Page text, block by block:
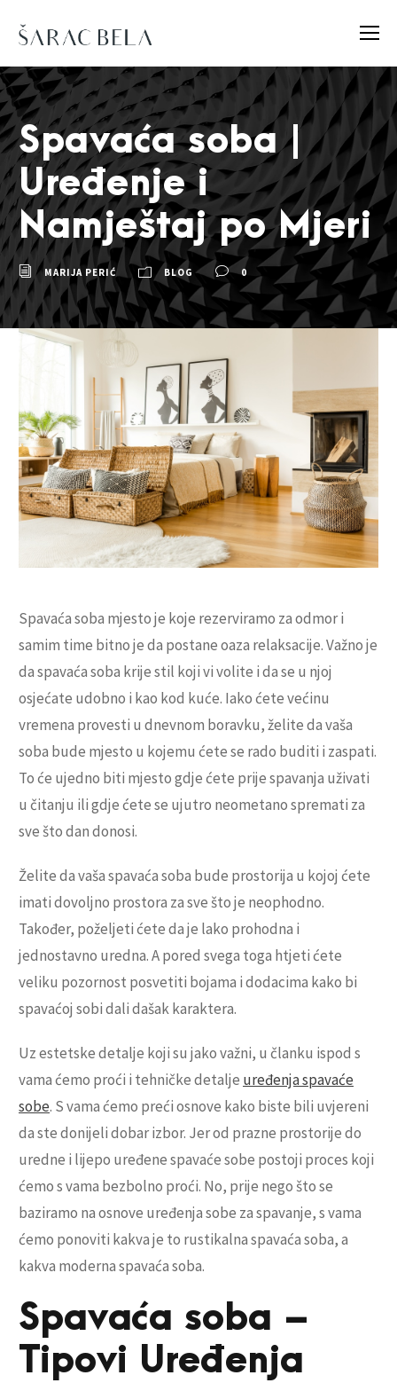
Spavaća soba |
Uređenje i
Namještaj po Mjeri
MARIJA PERIĆ BLOG 0
Spavaća soba mjesto je koje rezerviramo za odmor i
samim time bitno je da postane oaza relaksacije. Važno je
da spavaća soba krije stil koji vi volite i da se u njoj
osjećate udobno i kao kod kuće. Iako ćete većinu
vremena provesti u dnevnom boravku, želite da vaša
soba bude mjesto u kojemu ćete se rado buditi i zaspati.
To će ujedno biti mjesto gdje ćete prije spavanja uživati
u čitanju ili gdje ćete se ujutro neometano spremati za
sve što dan donosi.
Želite da vaša spavaća soba bude prostorija u kojoj ćete
imati dovoljno prostora za sve što je neophodno.
Također, poželjeti ćete da je lako prohodna i
jednostavno uredna. A pored svega toga htjeti ćete
veliku pozornost posvetiti bojama i dodacima kako bi
spavaćoj sobi dali dašak karaktera.
Uz estetske detalje koji su jako važni, u članku ispod s
vama ćemo proći i tehničke detalje uređenja spavaće
sobe. S vama ćemo preći osnove kako biste bili uvjereni
da ste donijeli dobar izbor. Jer od prazne prostorije do
uredne i lijepo uređene spavaće sobe postoji proces koji
ćemo s vama bezbolno proći. No, prije nego što se
baziramo na osnove uređenja sobe za spavanje, s vama
ćemo ponoviti kakva je to rustikalna spavaća soba, a
kakva moderna spavaća soba.
Spavaća soba –
Tipovi Uređenja